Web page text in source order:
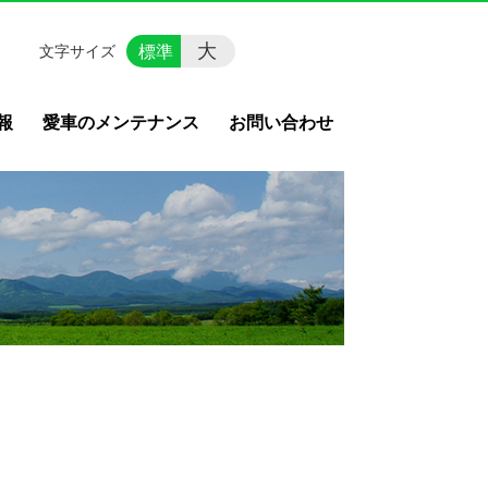
愛車のメンテナンス お問い合わせ
文字サイズ 標準 大